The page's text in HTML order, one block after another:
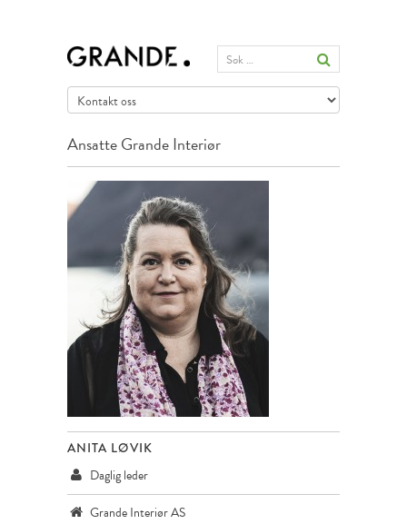
AnsatteGrande Interiør
ANITA LØVIK
Daglig leder
Grande Interiør AS